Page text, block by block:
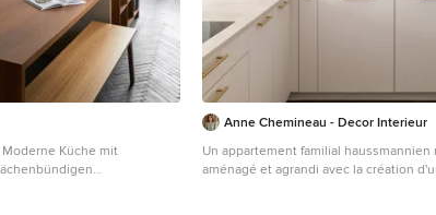
Küche mit
Anne Chemineau - Decor Interieur
Un appartement familial haussmannien
aménagé et agrandi avec la création